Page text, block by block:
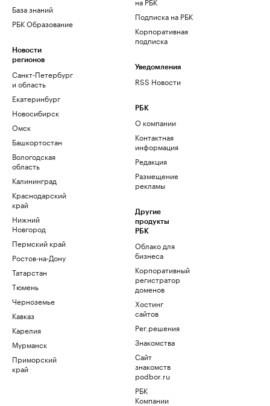
База знаний
РБК Образование
Новости
регионов
Санкт-Петербург
и область
Екатеринбург
Новосибирск
Омск
Башкортостан
Вологодская
область
Калининград
Краснодарский
край
Нижний
Новгород
Пермский край
Ростов-на-Дону
Татарстан
Тюмень
Черноземье
Кавказ
Карелия
Мурманск
Приморский
край
Подписка на РБК
Корпоративная
подписка
Уведомления
RSS Новости
РБК
О компании
Контактная
информация
Редакция
Размещение
рекламы
Другие
продукты
РБК
Облако для
бизнеса
Корпоративный
регистратор
доменов
Хостинг
сайтов
Рег.решения
Знакомства
Сайт
знакомств
podbor.ru
РБК
Компании